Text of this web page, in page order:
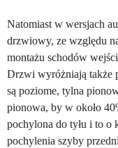
Natomiast w wersjach
drzwiowy, ze względu
montażu schodów
Drzwi wyróżniają także
są poziome, tylna
pionowa, by w około
pochylona do tyłu i to o
pochylenia szyby